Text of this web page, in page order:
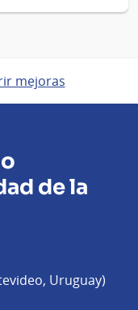
mejoras
de la
Uruguay)